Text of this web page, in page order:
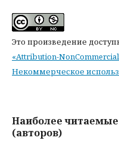
Это произведение
«Attribution-
Некоммерческое
Наиболее читаемые
(авторов)